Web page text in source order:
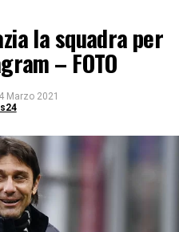
la squadra per
– FOTO
Marzo 2021